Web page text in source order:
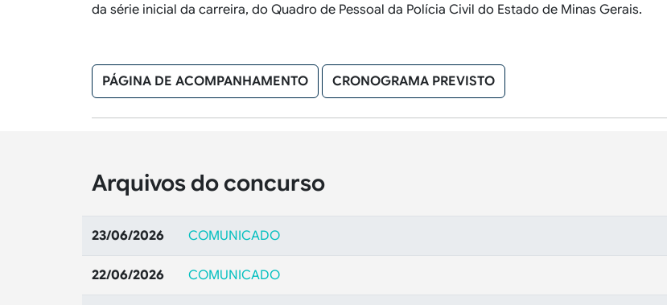
da série inicial da carreira, do Quadro de Pessoal da Polícia Civil do Estado de Minas Gerais.
PÁGINA DE ACOMPANHAMENTO CRONOGRAMA PREVISTO
Arquivos do concurso
23/06/2026 COMUNICADO
22/06/2026 COMUNICADO